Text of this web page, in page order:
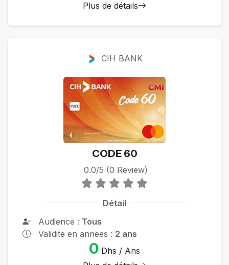
Plus de détails
CIH BANK
CODE 60
0.0/5 (0 Review)
Détail
Audience : Tous
Validite en annees : 2 ans
0 Dhs / Ans